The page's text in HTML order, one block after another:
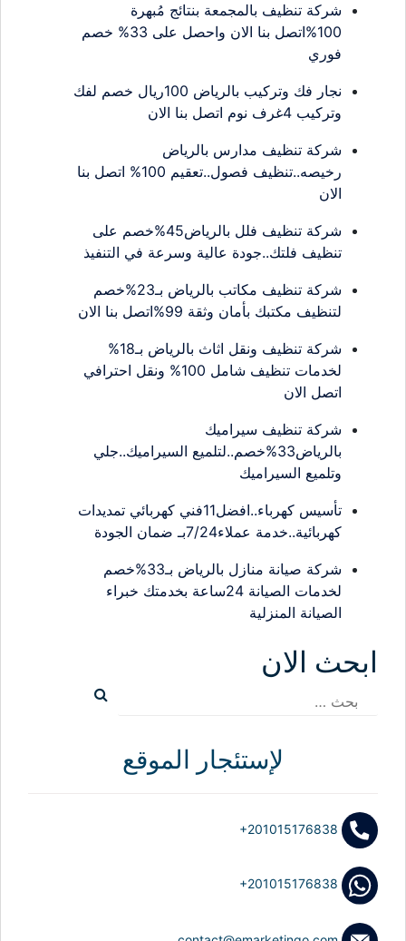
شركة تنظيف بالمجمعة بنتائج مُبهرة
100%اتصل بنا الان واحصل على 33% خصم
فوري
نجار فك وتركيب بالرياض 100ريال خصم لفك
وتركيب 4غرف نوم اتصل بنا الان
شركة تنظيف مدارس بالرياض
رخيصه..تنظيف فصول..تعقيم 100% اتصل بنا
الان
شركة تنظيف فلل بالرياض45%خصم على
تنظيف فلتك..جودة عالية وسرعة في التنفيذ
شركة تنظيف مكاتب بالرياض بـ23%خصم
لتنظيف مكتبك بأمان وثقة 99%اتصل بنا الان
شركة تنظيف ونقل اثاث بالرياض بـ18%
لخدمات تنظيف شامل 100% ونقل احترافي
اتصل الان
شركة تنظيف سيراميك
بالرياض33%خصم..لتلميع السيراميك..جلي
وتلميع السيراميك
تأسيس كهرباء..افضل11فني كهربائي تمديدات
كهربائية..خدمة عملاء7/24بـ ضمان الجودة
شركة صيانة منازل بالرياض بـ33%خصم
لخدمات الصيانة 24ساعة بخدمتك خبراء
الصيانة المنزلية
ابحث الان
البحث
لإستئجار الموقع
+201015176838
+201015176838